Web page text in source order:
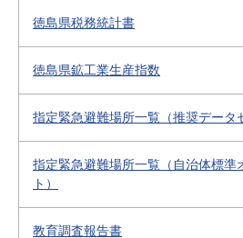
徳島県税務統計書
徳島県鉱工業生産指数
指定緊急避難場所一覧（推奨データ
指定緊急避難場所一覧（自治体標準
ト）
教育調査報告書